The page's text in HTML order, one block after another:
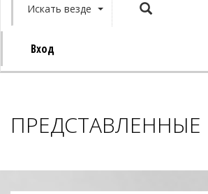
Искать везде
Вход
ПРЕДСТАВЛЕННЫЕ